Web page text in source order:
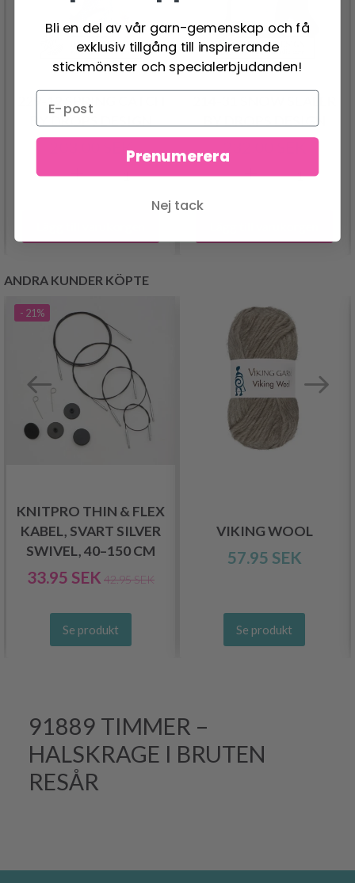
229-12 SPRING CATCH
BY DROPS DESIGN
203.00 SEK
BY DROPS DESIGN
ANDRA KUNDER KÖPTE
- 21%
KNITPRO THIN & FLEX
KABEL, SVART SILVER
SWIVEL, 40–150 CM
33.95 SEK 42.95 SEK
Se produkt
VIKING WOOL
57.95 SEK
Se produkt
91889 TIMMER –
HALSKRAGE I BRUTEN
RESÅR
Bli en del av vår garn-gemenskap och få
exklusiv tillgång till inspirerande
stickmönster och specialerbjudanden!
Prenumerera
Nej tack